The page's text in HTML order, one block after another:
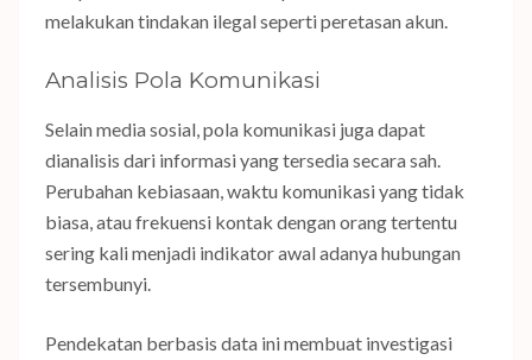
melakukan tindakan ilegal seperti peretasan akun.
Analisis Pola Komunikasi
Selain media sosial, pola komunikasi juga dapat
dianalisis dari informasi yang tersedia secara sah.
Perubahan kebiasaan, waktu komunikasi yang tidak
biasa, atau frekuensi kontak dengan orang tertentu
sering kali menjadi indikator awal adanya hubungan
tersembunyi.
Pendekatan berbasis data ini membuat investigasi